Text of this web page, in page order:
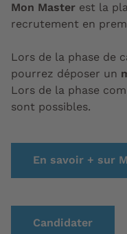
Mon Master est la
recrutement en
Lors de la phase de
pourrez déposer un
Lors de la phase
sont possibles.
En savoir + sur
Candidater